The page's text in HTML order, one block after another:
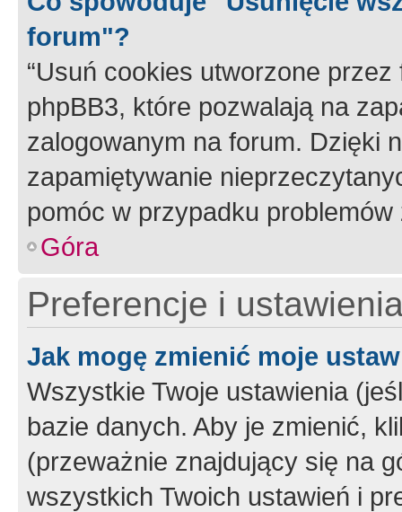
forum"?
“Usuń cookies utworzone
phpBB3, które pozwalają na
zalogowanym na forum. Dzięki
zapamiętywanie
pomóc w przypadku
Góra
Preferencje i
Jak mogę zmienić moje
Wszystkie Twoje ustawienia
bazie danych. Aby je zmienić,
(przeważnie znajdujący się na
wszystkich Twoich ustawień i